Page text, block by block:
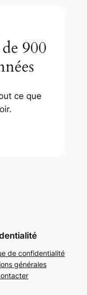
900
ce que
de confidentialité
générales